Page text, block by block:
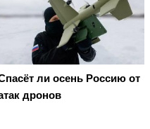
ли осень Россию от
дронов